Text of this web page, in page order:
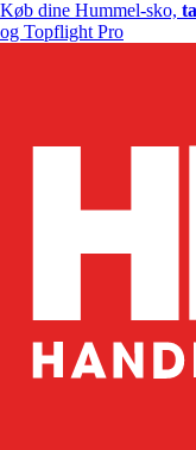
Køb dine Hummel-sko,
og Topflight Pro